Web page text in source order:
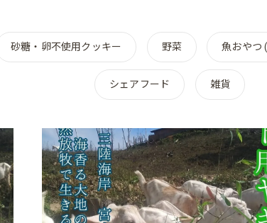
砂糖・卵不使用クッキー 野菜 魚おやつ
シェアフード 雑貨